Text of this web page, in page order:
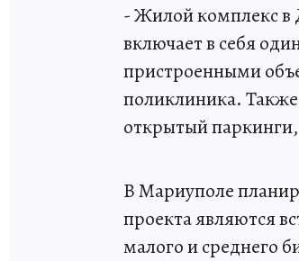
- Жилой комплекс в
включает в себя
пристроенными
поликлиника.
открытый
В Мариуполе
проекта являются
малого и среднего